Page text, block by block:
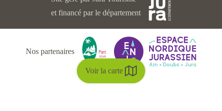
Voir la carte
et financé par le département
Nos partenaires